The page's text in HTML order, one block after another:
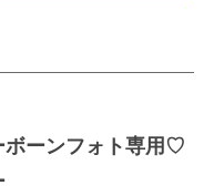
ーンフォト専用♡